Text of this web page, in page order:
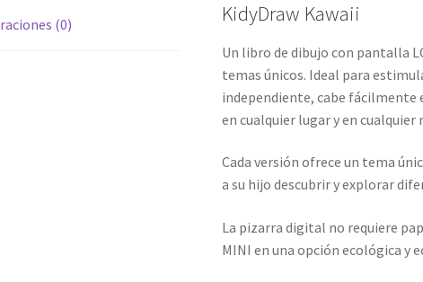
(0) KidyDraw Kawaii
Un libro de dibujo con pantalla
temas únicos. Ideal para
independiente, cabe
en cualquier lugar y en
Cada versión ofrece un tema
a su hijo descubrir y explorar
La pizarra digital no requiere
MINI en una opción ecológica y